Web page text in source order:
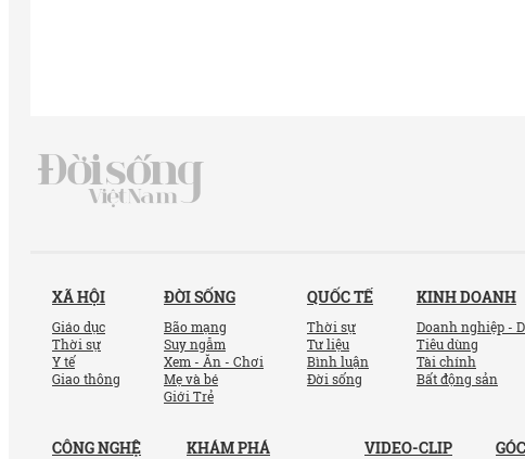
XÃ HỘI
Giáo dục
Thời sự
Y tế
Giao thông
ĐỜI SỐNG
Bão mạng
Suy ngẫm
Xem - Ăn - Chơi
Mẹ và bé
Giới Trẻ
QUỐC TẾ
Thời sự
Tư liệu
Bình luận
Đời sống
KINH DOANH
Doanh nghiệp -
Tiêu dùng
Tài chính
Bất động sản
CÔNG NGHỆ KHÁM PHÁ VIDEO-CLIP